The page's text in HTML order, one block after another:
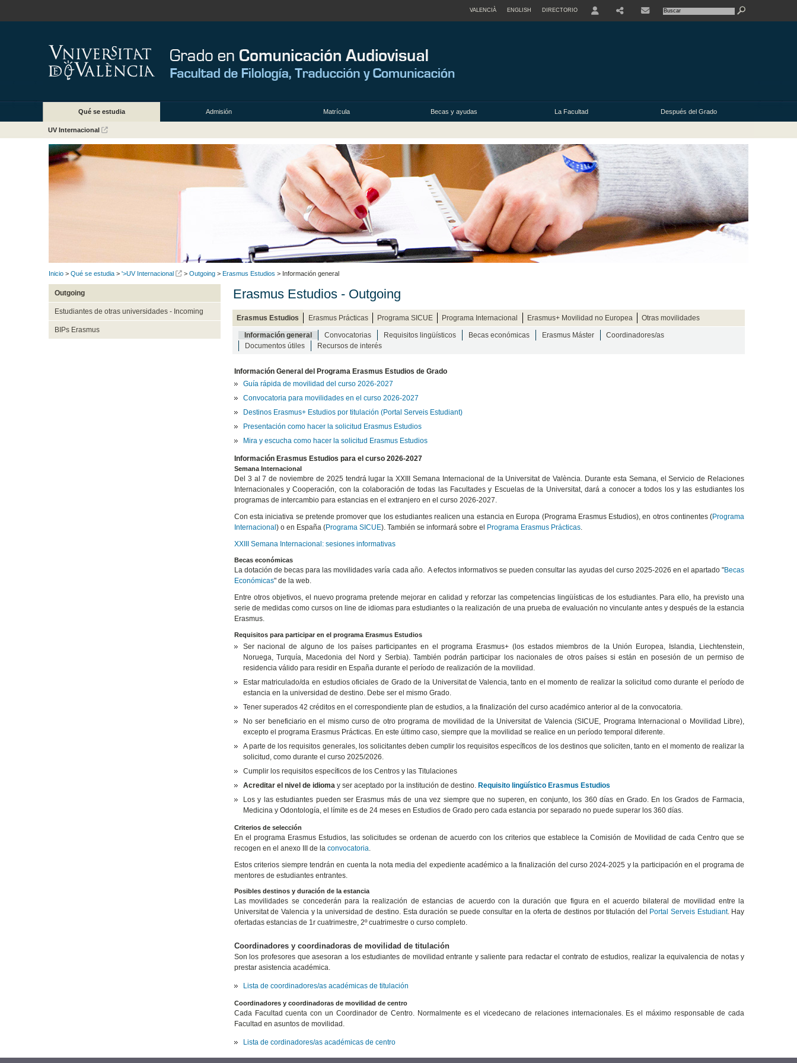
VALENCIÀ ENGLISH DIRECTORIO
Qué se estudia Admisión Matrícula Becas y ayudas La Facultad Después del Grado
UV Internacional
Inicio > Qué se estudia > '>UV Internacional > Outgoing > Erasmus Estudios > Información general
Outgoing
Estudiantes de otras universidades - Incoming
BIPs Erasmus
Erasmus Estudios - Outgoing
Erasmus Estudios Erasmus Prácticas Programa SICUE Programa Internacional Erasmus+ Movilidad no Europea Otras movilidades
Información general Convocatorias Requisitos lingüísticos Becas económicas Erasmus Máster
Coordinadores/as
Documentos útiles
Recursos de interés
Información General del Programa Erasmus Estudios de Grado
Guía rápida de movilidad del curso 2026-2027
Convocatoria para movilidades en el curso 2026-2027
Destinos Erasmus+ Estudios por titulación (Portal Serveis Estudiant)
Presentación como hacer la solicitud Erasmus Estudios
Mira y escucha como hacer la solicitud Erasmus Estudios
Información Erasmus Estudios para el curso 2026-2027
Semana Internacional
Del 3 al 7 de noviembre de 2025 tendrá lugar la XXIII Semana Internacional de la Universitat de València. Durante esta Semana, el Servicio de Relaciones
Internacionales y Cooperación, con la colaboración de todas las Facultades y Escuelas de la Universitat, dará a conocer a todos los y las estudiantes los
programas de intercambio para estancias en el extranjero en el curso 2026-2027.
Con esta iniciativa se pretende promover que los estudiantes realicen una estancia en Europa (Programa Erasmus Estudios), en otros continentes (Programa
Internacional) o en España (Programa SICUE). También se informará sobre el Programa Erasmus Prácticas.
XXIII Semana Internacional: sesiones informativas
Becas económicas
La dotación de becas para las movilidades varía cada año. A efectos informativos se pueden consultar las ayudas del curso 2025-2026 en el apartado "Becas
Económicas" de la web.
Entre otros objetivos, el nuevo programa pretende mejorar en calidad y reforzar las competencias lingüísticas de los estudiantes. Para ello, ha previsto una
serie de medidas como cursos on line de idiomas para estudiantes o la realización de una prueba de evaluación no vinculante antes y después de la estancia
Erasmus.
Requisitos para participar en el programa Erasmus Estudios
Ser nacional de alguno de los países participantes en el programa Erasmus+ (los estados miembros de la Unión Europea, Islandia, Liechtenstein,
Noruega, Turquía, Macedonia del Nord y Serbia). También podrán participar los nacionales de otros países si están en posesión de un permiso de
residencia válido para residir en España durante el período de realización de la movilidad.
Estar matriculado/da en estudios oficiales de Grado de la Universitat de Valencia, tanto en el momento de realizar la solicitud como durante el período de
estancia en la universidad de destino. Debe ser el mismo Grado.
Tener superados 42 créditos en el correspondiente plan de estudios, a la finalización del curso académico anterior al de la convocatoria.
No ser beneficiario en el mismo curso de otro programa de movilidad de la Universitat de Valencia (SICUE, Programa Internacional o Movilidad Libre),
excepto el programa Erasmus Prácticas. En este último caso, siempre que la movilidad se realice en un período temporal diferente.
A parte de los requisitos generales, los solicitantes deben cumplir los requisitos específicos de los destinos que soliciten, tanto en el momento de realizar la
solicitud, como durante el curso 2025/2026.
Cumplir los requisitos específicos de los Centros y las Titulaciones
Acreditar el nivel de idioma y ser aceptado por la institución de destino. Requisito lingüístico Erasmus Estudios
Los y las estudiantes pueden ser Erasmus más de una vez siempre que no superen, en conjunto, los 360 días en Grado. En los Grados de Farmacia,
Medicina y Odontología, el límite es de 24 meses en Estudios de Grado pero cada estancia por separado no puede superar los 360 días.
Criterios de selección
En el programa Erasmus Estudios, las solicitudes se ordenan de acuerdo con los criterios que establece la Comisión de Movilidad de cada Centro que se
recogen en el anexo III de la convocatoria
Estos criterios siempre tendrán en cuenta la nota media del expediente académico a la finalización del curso 2024-2025 y la participación en el programa de
mentores de estudiantes entrantes.
Posibles destinos y duración de la estancia
Las movilidades se concederán para la realización de estancias de acuerdo con la duración que figura en el acuerdo bilateral de movilidad entre la
Universitat de Valencia y la universidad de destino. Esta duración se puede consultar en la oferta de destinos por titulación del
Portal Serveis Estudiant. Hay
ofertadas estancias de 1r cuatrimestre, 2º cuatrimestre o curso completo.
Coordinadores y coordinadoras de movilidad de titulación
Son los profesores que asesoran a los estudiantes de movilidad entrante y saliente para redactar el contrato de estudios, realizar la equivalencia de notas y
prestar asistencia académica.
Lista de coordinadores/as académicas de titulación
Coordinadores y coordinadoras de movilidad de centro
Cada Facultad cuenta con un Coordinador de Centro. Normalmente es el vicedecano de relaciones internacionales. Es el máximo responsable de cada
Facultad en asuntos de movilidad.
Lista de cordinadores/as académicas de centro